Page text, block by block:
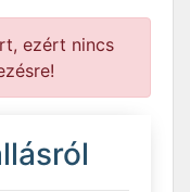
ezért nincs